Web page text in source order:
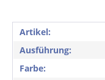
Artikel:
Ausführung:
Farbe: